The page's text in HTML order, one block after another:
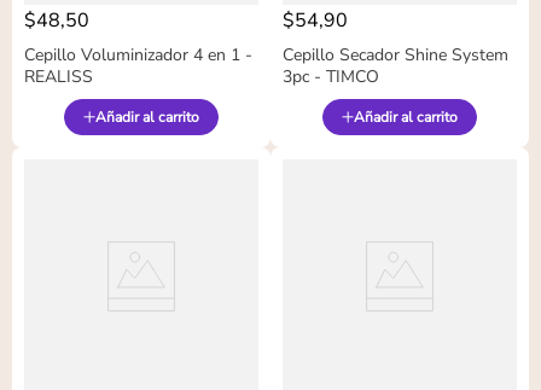
$48,50
Cepillo Voluminizador 4 en 1 -
REALISS
Añadir al carrito
$54,90
Cepillo Secador Shine System
3pc - TIMCO
Añadir al carrito